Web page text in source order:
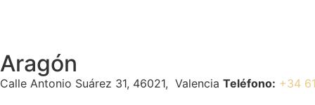
Aragón
Calle Antonio Suárez 31, 46021, Valencia Teléfono: +34